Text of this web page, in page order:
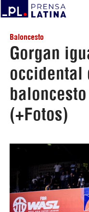
Baloncesto
Gorgan
occidental
(+Fotos)